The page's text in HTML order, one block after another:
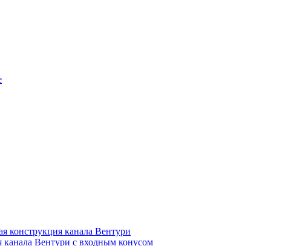
конструкция канала Вентури
Вентури c входным конусом